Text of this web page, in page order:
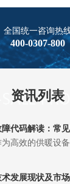
全国统一咨询热
400-0307-800
资讯列表
代码解读：常
为高效的供暖设
发展现状及市